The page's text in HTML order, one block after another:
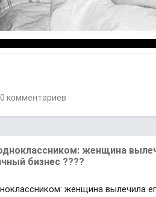
0 комментариев
женщина
бизнес ????
женщина вылечила